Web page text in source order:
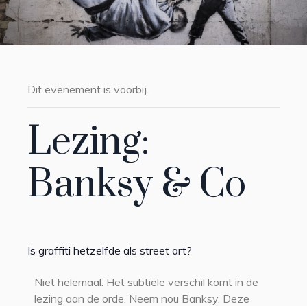
Dit evenement is voorbij.
Lezing:
Banksy & Co
Is graffiti hetzelfde als street art?
Niet helemaal. Het subtiele verschil komt in de
lezing aan de orde. Neem nou Banksy. Deze